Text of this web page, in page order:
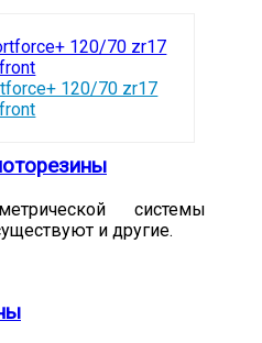
120/70 zr17
системы
и другие.